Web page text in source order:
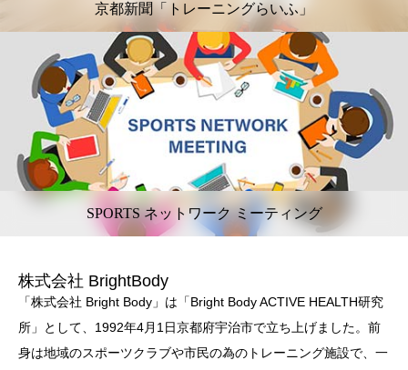
京都新聞「トレーニングらいふ」
SPORTS ネットワーク ミーティング
株式会社 BrightBody
「株式会社 Bright Body」は「Bright Body ACTIVE HEALTH研究
所」として、1992年4月1日京都府宇治市で立ち上げました。前
身は地域のスポーツクラブや市民の為のトレーニング施設で、一